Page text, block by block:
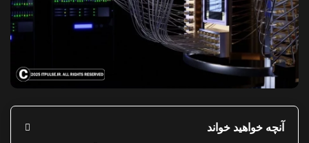
آنچه خواهید خواند